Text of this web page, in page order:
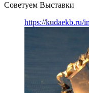
Советуем Выставки
https://kudaekb.ru/